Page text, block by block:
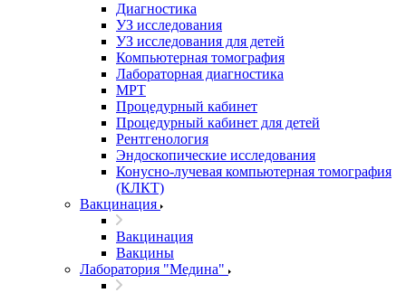
Диагностика
УЗ исследования
УЗ исследования для детей
Компьютерная томография
Лабораторная диагностика
МРТ
Процедурный кабинет
Процедурный кабинет для детей
Рентгенология
Эндоскопические исследования
Конусно-лучевая компьютерная томография
(КЛКТ)
Вакцинация
Вакцинация
Вакцины
Лаборатория "Медина"